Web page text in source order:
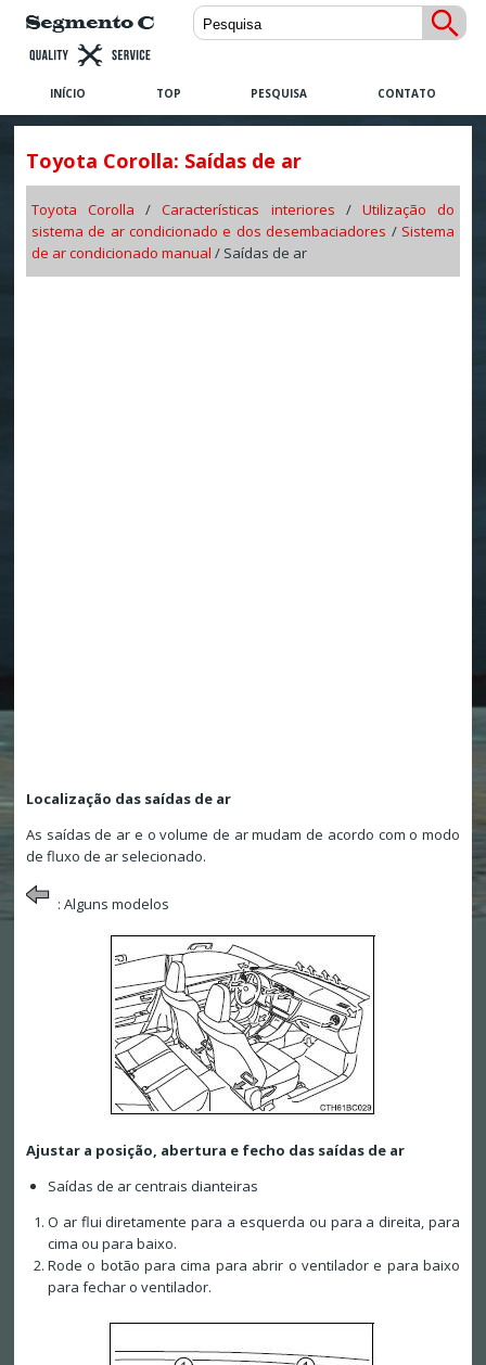
INÍCIO TOP PESQUISA CONTATO
Toyota Corolla: Saídas de ar
Toyota Corolla /Características interiores / Utilização do
sistema de ar condicionado e dos desembaciadores / Sistema
de ar condicionado manual / Saídas de ar
Localização das saídas de ar
As saídas de ar e o volume de ar mudam de acordo com o modo
de fluxo de ar selecionado.
: Alguns modelos
Ajustar a posição, abertura e fecho das saídas de ar
Saídas de ar centrais dianteiras
O ar flui diretamente para a esquerda ou para a direita, para
cima ou para baixo.
Rode o botão para cima para abrir o ventilador e para baixo
para fechar o ventilador.